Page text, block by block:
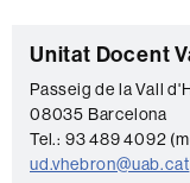
C
o
n
t
Unitat Docent
Passeig de la Vall
08035 Barcelona
Tel.: 93 489 4092
ud.vhebron@uab.cat